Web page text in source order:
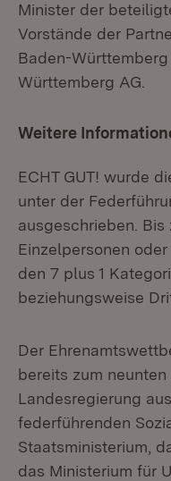
Minister der
Vorstände der
Baden-
Württemberg AG.
Weitere
ECHT GUT! wurde
unter der
ausgeschrieben. Bis
Einzelpersonen
den 7 plus 1
beziehungsweise
Der
bereits zum
Landesregierung
federführenden
Staatsministerium,
das Ministerium für